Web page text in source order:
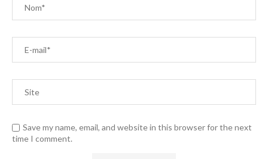
Save my name, email, and website in this browser for the next
time I comment.